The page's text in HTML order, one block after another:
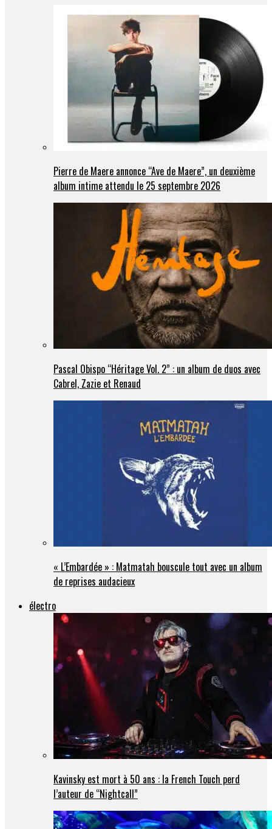
Pierre de Maere annonce “Ave de Maere”, un deuxième
album intime attendu le 25 septembre 2026
Pascal Obispo “Héritage Vol. 2” : un album de duos avec
Cabrel, Zazie et Renaud
« L’Embardée » : Matmatah bouscule tout avec un album
de reprises audacieux
électro
Kavinsky est mort à 50 ans : la French Touch perd
l’auteur de “Nightcall”